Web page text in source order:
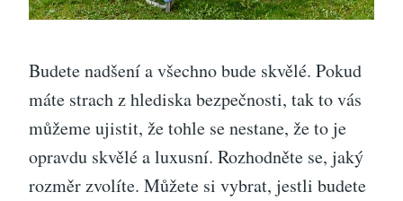
Budete nadšení a všechno bude skvělé. Pokud
máte strach z hlediska bezpečnosti, tak to vás
můžeme ujistit, že tohle se nestane, že to je
opravdu skvělé a luxusní. Rozhodněte se, jaký
rozměr zvolíte. Můžete si vybrat, jestli budete